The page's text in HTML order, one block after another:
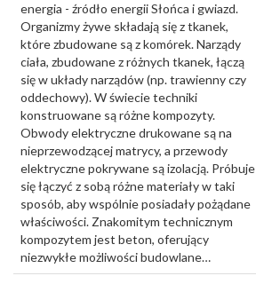
energia - źródło energii Słońca i gwiazd.
Organizmy żywe składają się z tkanek,
które zbudowane są z komórek. Narządy
ciała, zbudowane z różnych tkanek, łączą
się w układy narządów (np. trawienny czy
oddechowy). W świecie techniki
konstruowane są różne kompozyty.
Obwody elektryczne drukowane są na
nieprzewodzącej matrycy, a przewody
elektryczne pokrywane są izolacją. Próbuje
się łączyć z sobą różne materiały w taki
sposób, aby wspólnie posiadały pożądane
właściwości. Znakomitym technicznym
kompozytem jest beton, oferujący
niezwykłe możliwości budowlane…